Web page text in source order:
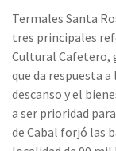
Termales Santa
tres principales
Cultural Cafetero,
que da respuesta
descanso y el
a ser prioridad
de Cabal forjó las